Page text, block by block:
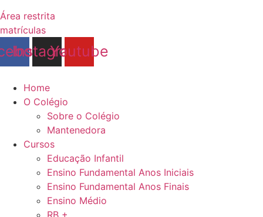
Área restrita
matrículas
Instagram
Youtube
Home
O Colégio
Sobre o Colégio
Mantenedora
Cursos
Educação Infantil
Ensino Fundamental Anos Iniciais
Ensino Fundamental Anos Finais
Ensino Médio
RB +